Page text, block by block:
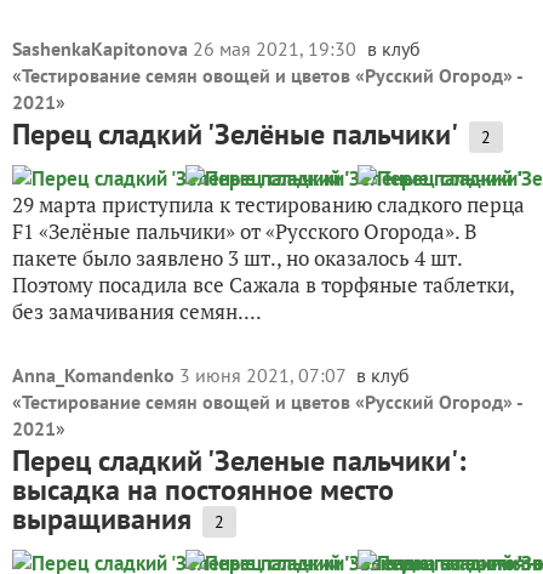
SashenkaKapitonova 26 мая 2021, 19:30 в клуб
«Тестирование семян овощей и цветов «Русский Огород» -
2021»
Перец сладкий 'Зелёные пальчики' 2
29 марта приступила к тестированию сладкого перца
F1 «Зелёные пальчики» от «Русского Огорода». В
пакете было заявлено 3 шт., но оказалось 4 шт.
Поэтому посадила все Сажала в торфяные таблетки,
без замачивания семян....
Anna_Komandenko 3 июня 2021, 07:07 в клуб
«Тестирование семян овощей и цветов «Русский Огород» -
2021»
Перец сладкий 'Зеленые пальчики':
высадка на постоянное место
выращивания 2